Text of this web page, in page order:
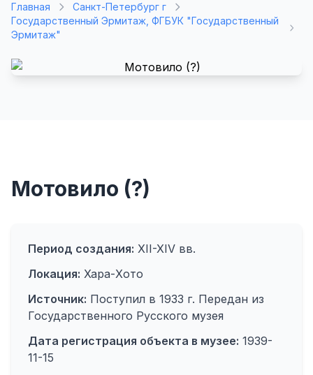
Главная
Санкт-Петербург г
Государственный Эрмитаж, ФГБУК "Государственный
Эрмитаж"
Мотовило (?)
Период создания: XII-XIV вв.
Локация: Хара-Хото
Источник: Поступил в 1933 г. Передан из
Государственного Русского музея
Дата регистрация объекта в музее: 1939-
11-15